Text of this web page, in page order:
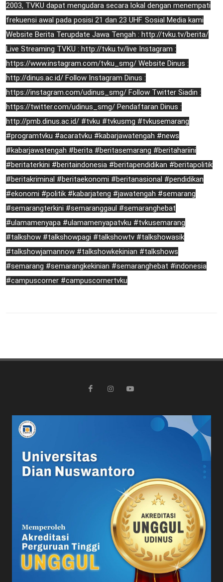
2003, TVKU dapat mengudara secara lokal dengan menempati
frekuensi awal pada posisi 21 dan 23 UHF. Sosial Media kami
Website Berita Terupdate Jawa Tengah : http://tvku.tv/berita/
Live Streaming TVKU : http://tvku.tv/live Instagram :
https://www.instagram.com/tvku_smg/ Website Dinus :
http://dinus.ac.id/ Follow Instagram Dinus :
https://instagram.com/udinus_smg/ Follow Twitter Siadin :
https://twitter.com/udinus_smg/ Pendaftaran Dinus :
http://pmb.dinus.ac.id/ #tvku #tvkusmg #tvkusemarang
#programtvku #acaratvku #kabarjawatengah #news
#kabarjawatengah #berita #beritasemarang #beritahariini
#beritaterkini #beritaindonesia #beritapendidikan #beritapolitik
#beritakriminal #beritaekonomi #beritanasional #pendidikan
#ekonomi #politik #kabarjateng #jawatengah #semarang
#semarangterkini #semaranggaul #semaranghebat
#ulamamenyapa #ulamamenyapatvku #tvkusemarang
#talkshow #talkshowpagi #talkshowtv #talkshowasik
#talkshowjamannow #talkshowkekinian #talkshows
#semarang #semarangkekinian #semaranghebat #indonesia
#campuscorner #campuscornertvku